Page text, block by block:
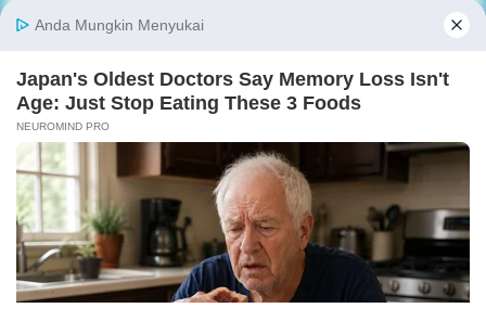
Kabarbaru.co menyajikan berita aktual dan
inspiratif dari sudut pandang berbaik sangka
Follow Kabarbaru